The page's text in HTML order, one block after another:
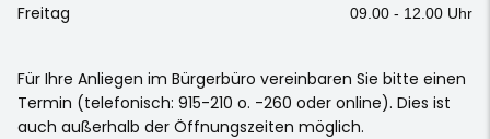
Freitag 09.00 - 12.00 Uhr
Für Ihre Anliegen im Bürgerbüro vereinbaren Sie bitte einen
Termin (telefonisch: 915-210 o. -260 oder online). Dies ist
auch außerhalb der Öffnungszeiten möglich.